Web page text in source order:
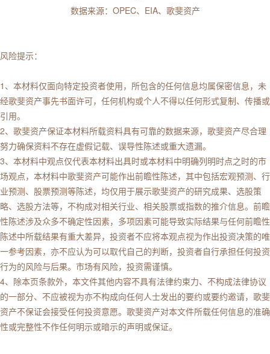
数据来源：OPEC、EIA、歌斐资产
风险提示：
1、本材料仅面向特定投资者使用，所包含的任何信息均属保密信息，未
经歌斐资产事先书面许可，任何机构或个人不得以任何形式复制、传播或
引用。
2、歌斐资产保证本材料所载资料具有可靠的数据来源，歌斐资产尽合理
努力确保资料不存在虚假记载、误导性陈述或重大遗漏。
3、本材料中观点仅代表本材料出具时或本材料中明确列明时点之时的市
场观点，本材料中歌斐资产可能作出前瞻性陈述，其中包括宏观预测、行
业预测、股票预测等陈述，均仅用于展示歌斐资产的研究成果、选股策
略、选股方法等，不构成对相关行业、相关股票或指数的推介信息。前瞻
性陈述涉及众多不确定性因素，多项因素可能导致实际结果与任何前瞻性
陈述中所载结果有重大差异，投资者不应将本观点视为作出投资决策的唯
一参考因素，亦不应认为可以取代自己的判断，投资者自行承担任何投资
行为的风险与后果。市场有风险，投资需谨慎。
4、除本页条款外，本文件其他内容不具有法律约束力、不构成法律协议
的一部分、不应被视为亦不构成向任何人士发出的要约或要约邀请，歌斐
资产不保证会接受任何投资意愿。歌斐资产对本文件所载任何信息的准确
性或完整性不作任何明示或暗示的声明或保证。